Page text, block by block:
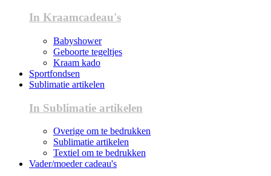
In Kraamcadeau's
Babyshower
Geboorte tegeltjes
Kraam kado
Sportfondsen
Sublimatie artikelen
In Sublimatie artikelen
Overige om te bedrukken
Sublimatie artikelen
Textiel om te bedrukken
Vader/moeder cadeau's